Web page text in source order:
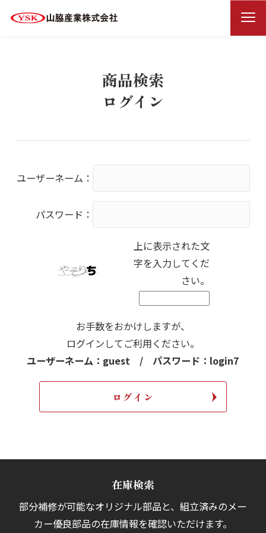
HOME 商品検索ログイン
商品検索
ログイン
ユーザーネーム：
パスワード：
上に表示された文
字を入力してくだ
さい。
お手数をおかけしますが、
ログインしてご利用ください。
ユーザーネーム：guest / パスワード：login7
在庫検索
部分補修が可能なオリジナル部品と、組立済みのメー
カー優良部品の在庫情報を確認いただけます。